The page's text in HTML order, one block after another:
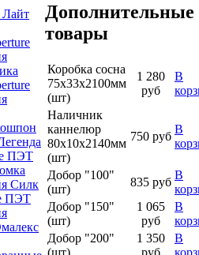
Лайт
ПЭТ
Силк
ПЭТ
Дополнительные
товары
Коробка сосна
75х33х2100мм
(шт)
1 280
руб
В
Наличник
каннелюр
80х10х2140мм
(шт)
750 руб
В
Добор "100"
(шт)
835 руб
В
Добор "150"
(шт)
1 065
руб
В
Добор "200"
(шт)
1 350
руб
В